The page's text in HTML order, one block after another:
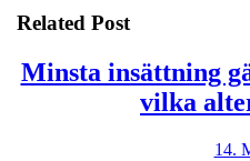
Related Post
Minsta insättning
vilka
14.